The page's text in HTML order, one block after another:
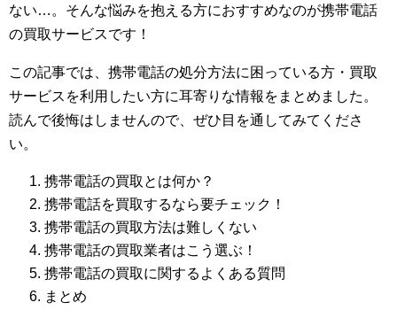
ない…。そんな悩みを抱える方におすすめなのが携帯電話
の買取サービスです！
この記事では、携帯電話の処分方法に困っている方・買取
サービスを利用したい方に耳寄りな情報をまとめました。
読んで後悔はしませんので、ぜひ目を通してみてくださ
い。
携帯電話の買取とは何か？
携帯電話を買取するなら要チェック！
携帯電話の買取方法は難しくない
携帯電話の買取業者はこう選ぶ！
携帯電話の買取に関するよくある質問
まとめ